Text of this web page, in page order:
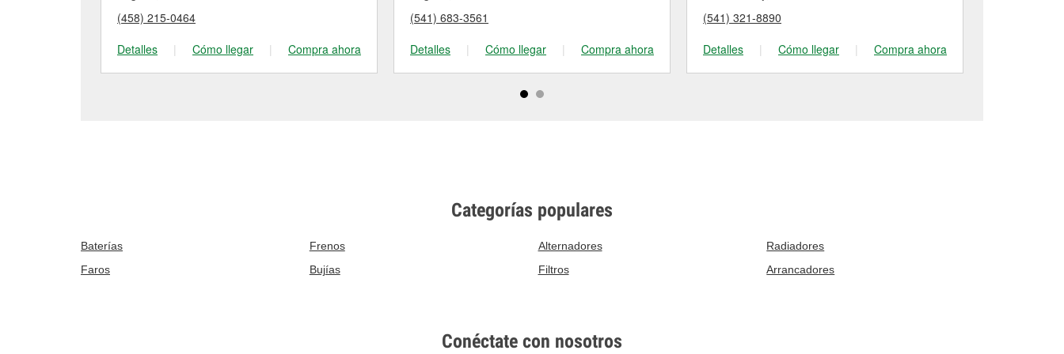
(458) 215-0464
Detalles
| Cómo llegar | Compra ahora
(541) 683-3561
Detalles
| Cómo llegar | Compra ahora
(541) 321-8890
Detalles
| Cómo llegar | Compra ahora
Categorías populares
Baterías Frenos Alternadores
Radiadores
Faros
Bujías Filtros Arrancadores
Conéctate con nosotros